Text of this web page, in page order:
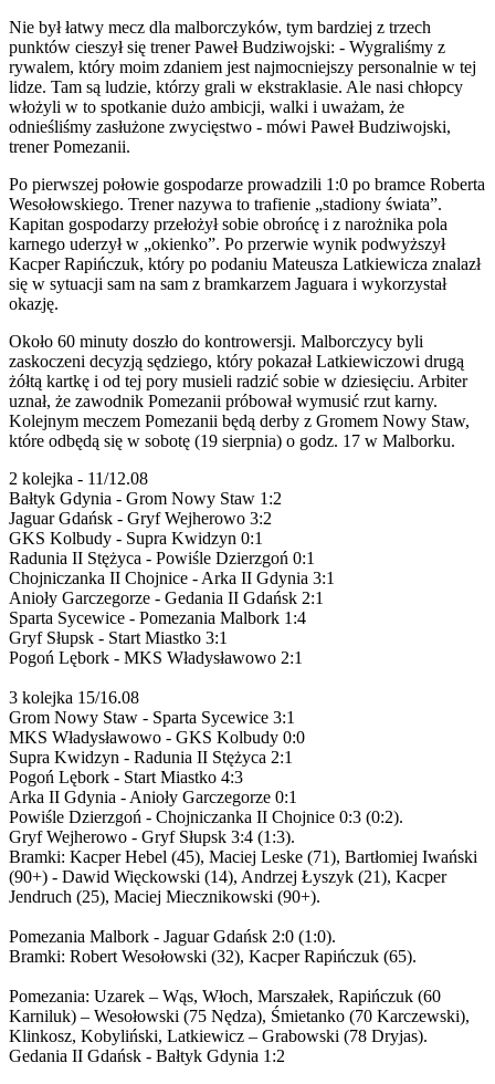
Nie był łatwy mecz dla malborczyków, tym bardziej z trzech
punktów cieszył się trener Paweł Budziwojski: - Wygraliśmy z
rywalem, który moim zdaniem jest najmocniejszy personalnie w tej
lidze. Tam są ludzie, którzy grali w ekstraklasie. Ale nasi chłopcy
włożyli w to spotkanie dużo ambicji, walki i uważam, że
odnieśliśmy zasłużone zwycięstwo - mówi Paweł Budziwojski,
trener Pomezanii.
Po pierwszej połowie gospodarze prowadzili 1:0 po bramce Roberta
Wesołowskiego. Trener nazywa to trafienie „stadiony świata”.
Kapitan gospodarzy przełożył sobie obrońcę i z narożnika pola
karnego uderzył w „okienko”. Po przerwie wynik podwyższył
Kacper Rapińczuk, który po podaniu Mateusza Latkiewicza znalazł
się w sytuacji sam na sam z bramkarzem Jaguara i wykorzystał
okazję.
Około 60 minuty doszło do kontrowersji. Malborczycy byli
zaskoczeni decyzją sędziego, który pokazał Latkiewiczowi drugą
żółtą kartkę i od tej pory musieli radzić sobie w dziesięciu. Arbiter
uznał, że zawodnik Pomezanii próbował wymusić rzut karny.
Kolejnym meczem Pomezanii będą derby z Gromem Nowy Staw,
które odbędą się w sobotę (19 sierpnia) o godz. 17 w Malborku.
2 kolejka - 11/12.08
Bałtyk Gdynia - Grom Nowy Staw 1:2
Jaguar Gdańsk - Gryf Wejherowo 3:2
GKS Kolbudy - Supra Kwidzyn 0:1
Radunia II Stężyca - Powiśle Dzierzgoń 0:1
Chojniczanka II Chojnice - Arka II Gdynia 3:1
Anioły Garczegorze - Gedania II Gdańsk 2:1
Sparta Sycewice - Pomezania Malbork 1:4
Gryf Słupsk - Start Miastko 3:1
Pogoń Lębork - MKS Władysławowo 2:1
3 kolejka 15/16.08
Grom Nowy Staw - Sparta Sycewice 3:1
MKS Władysławowo - GKS Kolbudy 0:0
Supra Kwidzyn - Radunia II Stężyca 2:1
Pogoń Lębork - Start Miastko 4:3
Arka II Gdynia - Anioły Garczegorze 0:1
Powiśle Dzierzgoń - Chojniczanka II Chojnice 0:3 (0:2).
Gryf Wejherowo - Gryf Słupsk 3:4 (1:3).
Bramki: Kacper Hebel (45), Maciej Leske (71), Bartłomiej Iwański
(90+) - Dawid Więckowski (14), Andrzej Łyszyk (21), Kacper
Jendruch (25), Maciej Miecznikowski (90+).
Pomezania Malbork - Jaguar Gdańsk 2:0 (1:0).
Bramki: Robert Wesołowski (32), Kacper Rapińczuk (65).
Pomezania: Uzarek – Wąs, Włoch, Marszałek, Rapińczuk (60
Karniluk) – Wesołowski (75 Nędza), Śmietanko (70 Karczewski),
Klinkosz, Kobyliński, Latkiewicz – Grabowski (78 Dryjas).
Gedania II Gdańsk - Bałtyk Gdynia 1:2